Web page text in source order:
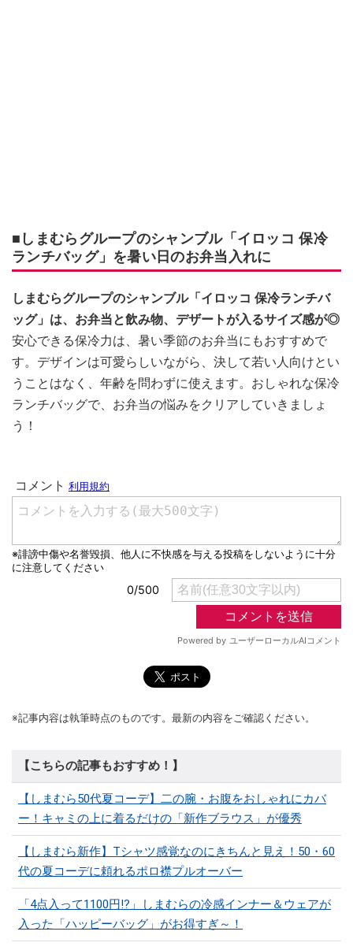
■しまむらグループのシャンブル「イロッコ 保冷
ランチバッグ」を暑い日のお弁当入れに
しまむらグループのシャンブル「イロッコ 保冷ランチバ
ッグ」は、お弁当と飲み物、デザートが入るサイズ感が◎
安心できる保冷力は、暑い季節のお弁当にもおすすめで
す。デザインは可愛らしいながら、決して若い人向けとい
うことはなく、年齢を問わずに使えます。おしゃれな保冷
ランチバッグで、お弁当の悩みをクリアしていきましょ
う！
※記事内容は執筆時点のものです。最新の内容をご確認ください。
【こちらの記事もおすすめ！】
【しまむら50代夏コーデ】二の腕・お腹をおしゃれにカバ
ー！キャミの上に着るだけの「新作ブラウス」が優秀
【しまむら新作】Tシャツ感覚なのにきちんと見え！50・60
代の夏コーデに頼れるポロ襟プルオーバー
「4点入って1100円!?」しまむらの冷感インナー＆ウェアが
入った「ハッピーバッグ」がお得すぎ～！